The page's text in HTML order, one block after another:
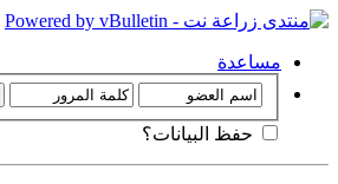
مساعدة
حفظ البيانات؟